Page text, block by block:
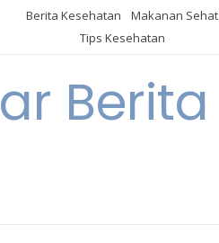
Berita Kesehatan
Makanan Sehat
Tips Kesehatan
Berita